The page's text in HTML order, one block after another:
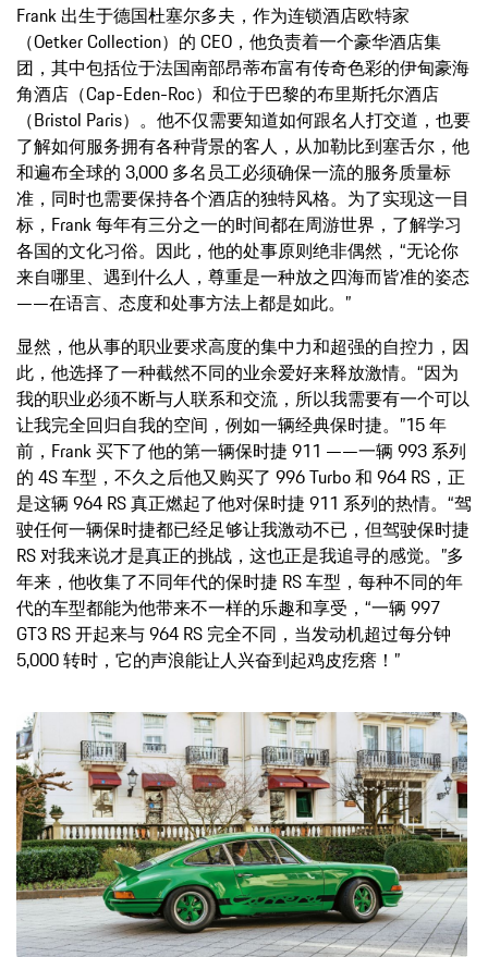
Frank 出生于德国杜塞尔多夫，作为连锁酒店欧特家
（Oetker Collection）的 CEO，他负责着一个豪华酒店集
团，其中包括位于法国南部昂蒂布富有传奇色彩的伊甸豪海
角酒店（Cap-Eden-Roc）和位于巴黎的布里斯托尔酒店
（Bristol Paris）。他不仅需要知道如何跟名人打交道，也要
了解如何服务拥有各种背景的客人，从加勒比到塞舌尔，他
和遍布全球的 3,000 多名员工必须确保一流的服务质量标
准，同时也需要保持各个酒店的独特风格。为了实现这一目
标，Frank 每年有三分之一的时间都在周游世界，了解学习
各国的文化习俗。因此，他的处事原则绝非偶然，“无论你
来自哪里、遇到什么人，尊重是一种放之四海而皆准的姿态
——在语言、态度和处事方法上都是如此。”
显然，他从事的职业要求高度的集中力和超强的自控力，因
此，他选择了一种截然不同的业余爱好来释放激情。“因为
我的职业必须不断与人联系和交流，所以我需要有一个可以
让我完全回归自我的空间，例如一辆经典保时捷。”15 年
前，Frank 买下了他的第一辆保时捷 911 ——一辆 993 系列
的 4S 车型，不久之后他又购买了 996 Turbo 和 964 RS，正
是这辆 964 RS 真正燃起了他对保时捷 911 系列的热情。“驾
驶任何一辆保时捷都已经足够让我激动不已，但驾驶保时捷
RS 对我来说才是真正的挑战，这也正是我追寻的感觉。”多
年来，他收集了不同年代的保时捷 RS 车型，每种不同的年
代的车型都能为他带来不一样的乐趣和享受，“一辆 997
GT3 RS 开起来与 964 RS 完全不同，当发动机超过每分钟
5,000 转时，它的声浪能让人兴奋到起鸡皮疙瘩！”